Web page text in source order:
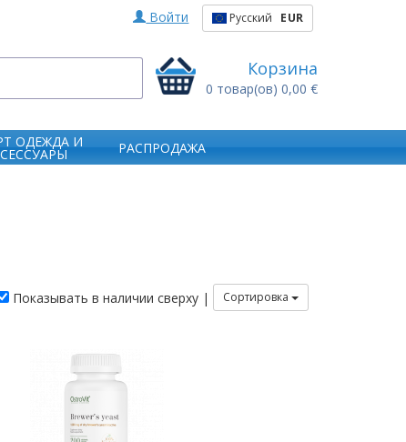
Войти Русский EUR
Корзина
0 товар(ов) 0,00 €
ОДЕЖДА И
РАСПРОДАЖА
Показывать в наличии сверху | Сортировка